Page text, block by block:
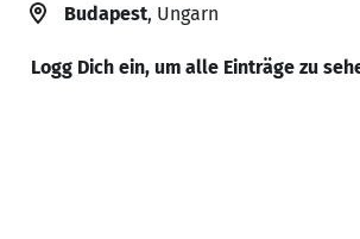
Budapest, Ungarn
Logg Dich ein, um alle Einträge zu